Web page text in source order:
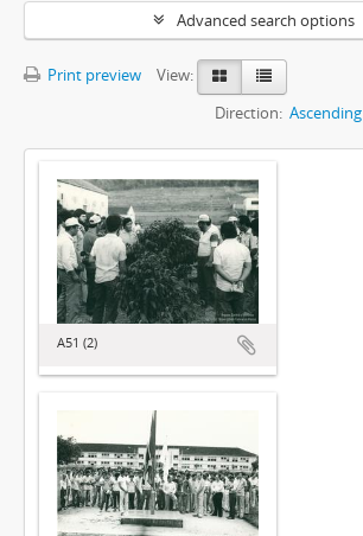
Advanced search options
Print preview
View:
Direction: Ascending
A51 (2)